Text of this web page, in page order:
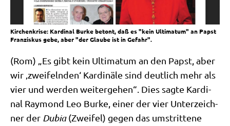
Kirchenkrise: Kardinal Burke betont, daß es "kein Ultimatum" an Papst
Franziskus gebe, aber "der Glaube ist in Gefahr".
(Rom) „Es gibt kein Ulti­ma­tum an den Papst, aber
wir ‚zwei­feln­den‘ Kar­di­nä­le sind deut­lich mehr als
vier und wer­den wei­ter­ge­hen“. Dies sag­te Kar­di­
nal Ray­mond Leo Bur­ke, einer der vier Unter­zeich­
ner der Dubia(Zwei­fel) gegen das umstrit­te­ne